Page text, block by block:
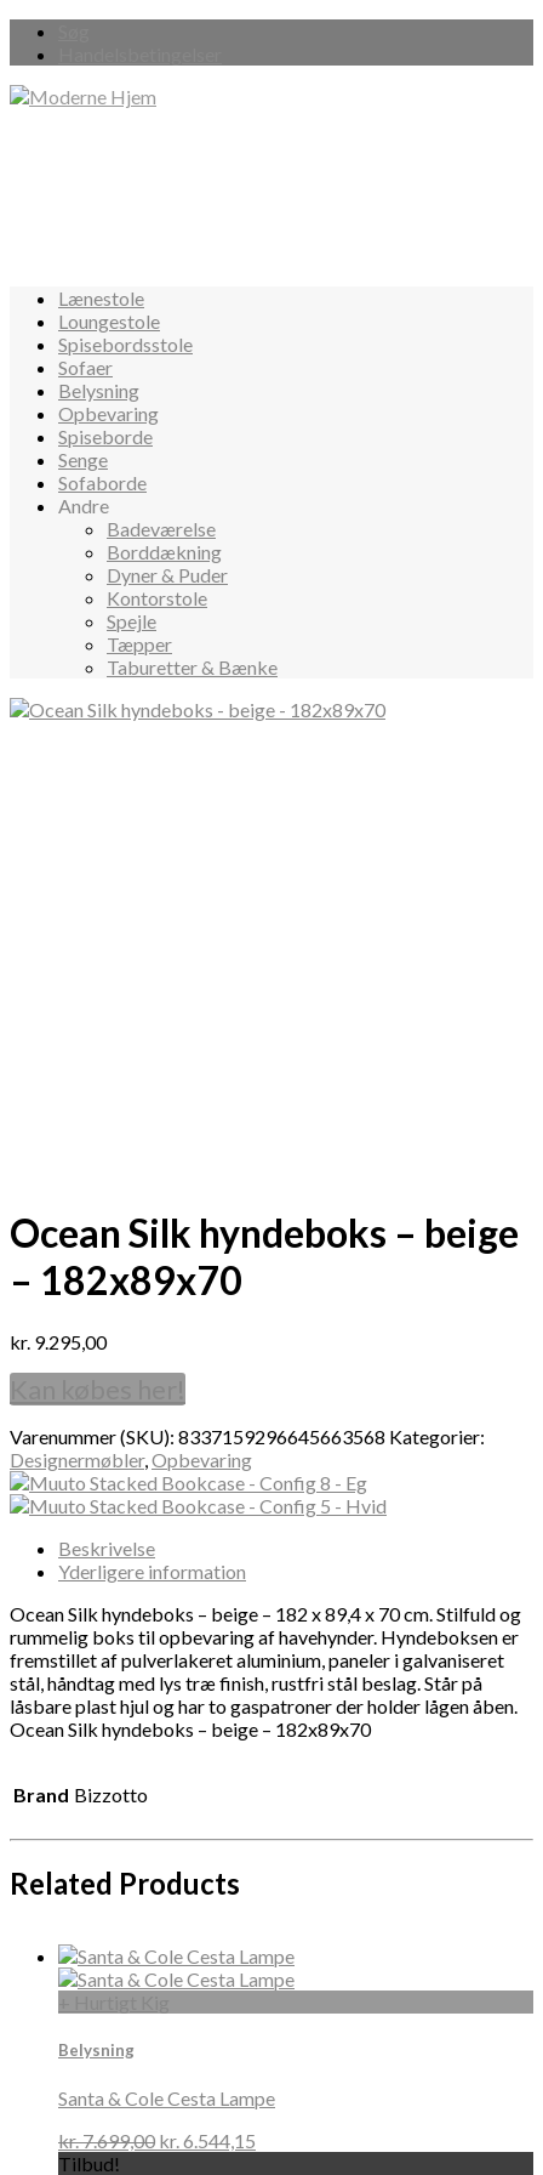
Lænestole
Loungestole
Spisebordsstole
Sofaer
Belysning
Opbevaring
Spiseborde
Senge
Sofaborde
Andre
Badeværelse
Borddækning
Dyner & Puder
Kontorstole
Spejle
Tæpper
Taburetter & Bænke
Ocean Silk hyndeboks – beige
– 182x89x70
kr. 9.295,00
Varenummer (SKU): 8337159296645663568 Kategorier:
Designermøbler,Opbevaring
Beskrivelse
Yderligere information
Ocean Silk hyndeboks – beige – 182 x 89,4 x 70 cm. Stilfuld og
rummelig boks til opbevaring af havehynder. Hyndeboksen er
fremstillet af pulverlakeret aluminium, paneler i galvaniseret
stål, håndtag med lys træ finish, rustfri stål beslag. Står på
låsbare plast hjul og har to gaspatroner der holder lågen åben.
Ocean Silk hyndeboks – beige – 182x89x70
Brand Bizzotto
Related Products
Belysning
Santa & Cole Cesta Lampe
kr.7.699,00 kr.6.544,15
Tilbud!